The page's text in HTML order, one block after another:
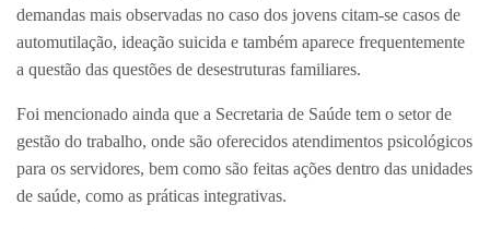
demandas mais observadas no caso dos jovens citam-se casos de
automutilação, ideação suicida e também aparece frequentemente
a questão das questões de desestruturas familiares.
Foi mencionado ainda que a Secretaria de Saúde tem o setor de
gestão do trabalho, onde são oferecidos atendimentos psicológicos
para os servidores, bem como são feitas ações dentro das unidades
de saúde, como as práticas integrativas.